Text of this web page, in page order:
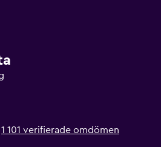
1 101 verifierade omdömen